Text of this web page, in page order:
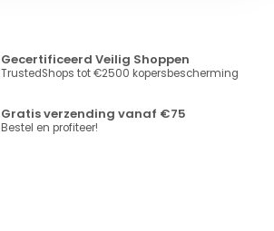
Gecertificeerd Veilig Shoppen
TrustedShops tot €2500 kopersbescherming
Gratis verzending vanaf €75
Bestel en profiteer!